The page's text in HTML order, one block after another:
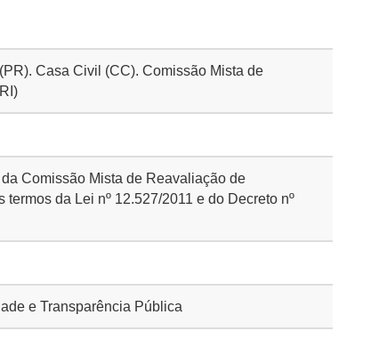
Casa Civil (CC). Comissão Mista de
Comissão Mista de Reavaliação de
termos da Lei nº 12.527/2011 e do Decreto nº
e Transparência Pública